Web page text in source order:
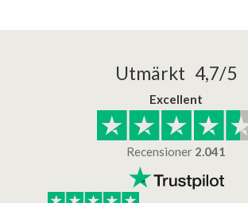
Utmärkt 4,7/5
Excellent
Recensioner 2.041